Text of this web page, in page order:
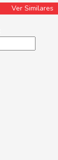
Ver Similares